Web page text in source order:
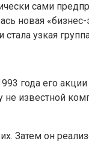
сами
новая
узкая
года его
известной
Затем он